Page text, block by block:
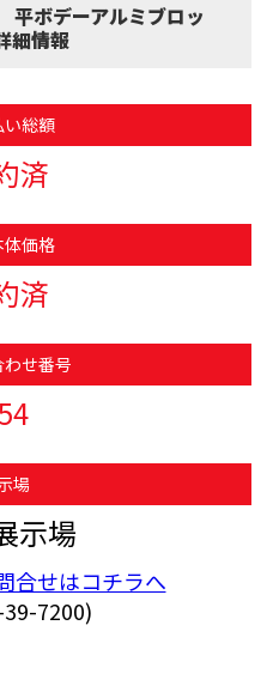
ボデーアルミブロッ
情報
い総額
済
価格
済
わせ番号
場
示場
合せはコチラへ
7200)